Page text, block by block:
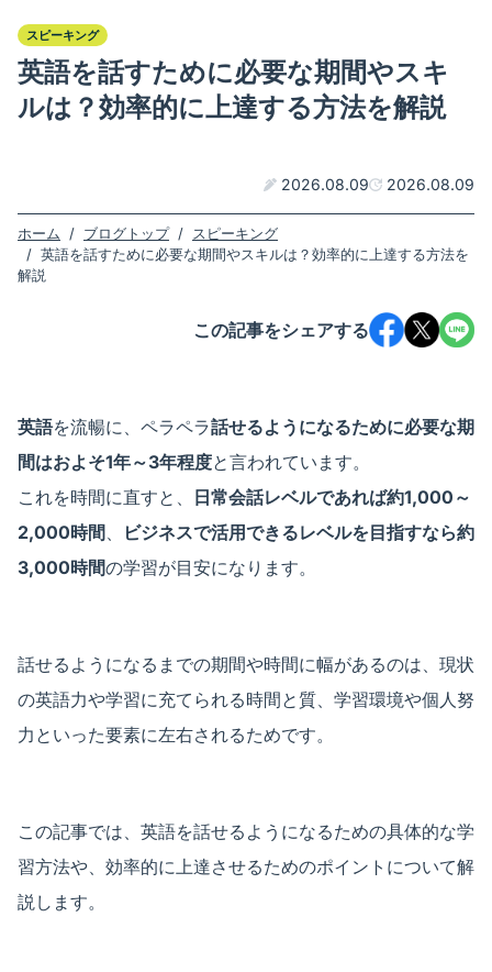
スピーキング
英語を話すために必要な期間やスキ
ルは？効率的に上達する方法を解説
2026.08.09 2026.08.09
ホーム / ブログトップ /
スピーキング
/ 英語を話すために必要な期間やスキルは？効率的に上達する方法を
解説
この記事をシェアする
英語を流暢に、ペラペラ話せるようになるために必要な期
間はおよそ1年～3年程度と言われています。
これを時間に直すと、
日常会話レベルであれば約1,000～
2,000時間 、
ビジネスで活用できるレベルを目指すなら約
3,000時間の学習が目安になります。
話せるようになるまでの期間や時間に幅があるのは、現状
の英語力や学習に充てられる時間と質、学習環境や個人努
力といった要素に左右されるためです。
この記事では、英語を話せるようになるための具体的な学
習方法や、効率的に上達させるためのポイントについて解
説します。